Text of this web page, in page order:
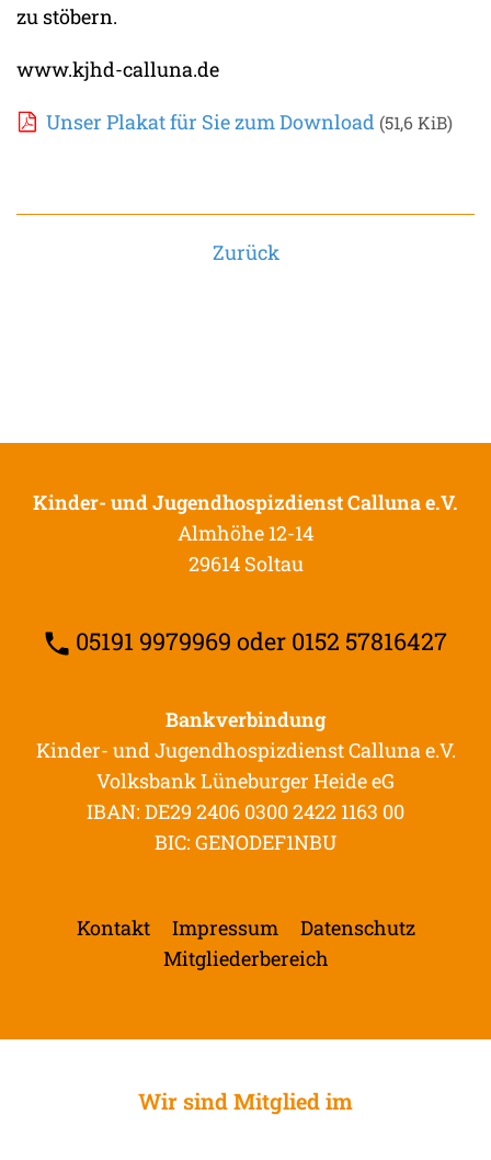
zu stöbern.
www.kjhd-calluna.de
Unser Plakat für Sie zum Download (51,6 KiB)
Zurück
Kinder- und Jugendhospizdienst Calluna e.V.
Almhöhe 12-14
29614 Soltau
05191 9979969 oder 0152 57816427
Bankverbindung
Kinder- und Jugendhospizdienst Calluna e.V.
Volksbank Lüneburger Heide eG
IBAN: DE29 2406 0300 2422 1163 00
BIC: GENODEF1NBU
Kontakt Impressum
Datenschutz
Mitgliederbereich
Wir sind Mitglied im